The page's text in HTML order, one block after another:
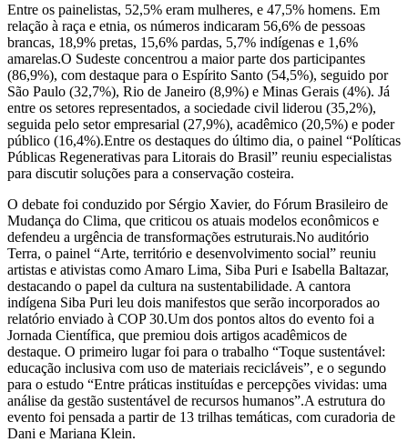
Entre os painelistas, 52,5% eram mulheres, e 47,5% homens. Em
relação à raça e etnia, os números indicaram 56,6% de pessoas
brancas, 18,9% pretas, 15,6% pardas, 5,7% indígenas e 1,6%
amarelas.O Sudeste concentrou a maior parte dos participantes
(86,9%), com destaque para o Espírito Santo (54,5%), seguido por
São Paulo (32,7%), Rio de Janeiro (8,9%) e Minas Gerais (4%). Já
entre os setores representados, a sociedade civil liderou (35,2%),
seguida pelo setor empresarial (27,9%), acadêmico (20,5%) e poder
público (16,4%).Entre os destaques do último dia, o painel “Políticas
Públicas Regenerativas para Litorais do Brasil” reuniu especialistas
para discutir soluções para a conservação costeira.
O debate foi conduzido por Sérgio Xavier, do Fórum Brasileiro de
Mudança do Clima, que criticou os atuais modelos econômicos e
defendeu a urgência de transformações estruturais.No auditório
Terra, o painel “Arte, território e desenvolvimento social” reuniu
artistas e ativistas como Amaro Lima, Siba Puri e Isabella Baltazar,
destacando o papel da cultura na sustentabilidade. A cantora
indígena Siba Puri leu dois manifestos que serão incorporados ao
relatório enviado à COP 30.Um dos pontos altos do evento foi a
Jornada Científica, que premiou dois artigos acadêmicos de
destaque. O primeiro lugar foi para o trabalho “Toque sustentável:
educação inclusiva com uso de materiais recicláveis”, e o segundo
para o estudo “Entre práticas instituídas e percepções vividas: uma
análise da gestão sustentável de recursos humanos”.A estrutura do
evento foi pensada a partir de 13 trilhas temáticas, com curadoria de
Dani e Mariana Klein.